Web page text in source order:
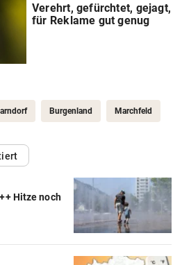
Verehrt, gefürchtet, gejagt,
für Reklame gut genug
Burgenland Marchfeld
Hitze noch